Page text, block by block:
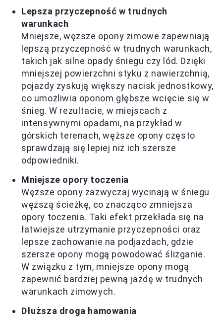
Lepsza przyczepność w trudnych
warunkach
Mniejsze, węższe opony zimowe zapewniają
lepszą przyczepność w trudnych warunkach,
takich jak silne opady śniegu czy lód. Dzięki
mniejszej powierzchni styku z nawierzchnią,
pojazdy zyskują większy nacisk jednostkowy,
co umożliwia oponom głębsze wcięcie się w
śnieg. W rezultacie, w miejscach z
intensywnymi opadami, na przykład w
górskich terenach, węższe opony często
sprawdzają się lepiej niż ich szersze
odpowiedniki.
Mniejsze opory toczenia
Węższe opony zazwyczaj wycinają w śniegu
węższą ścieżkę, co znacząco zmniejsza
opory toczenia. Taki efekt przekłada się na
łatwiejsze utrzymanie przyczepności oraz
lepsze zachowanie na podjazdach, gdzie
szersze opony mogą powodować ślizganie.
W związku z tym, mniejsze opony mogą
zapewnić bardziej pewną jazdę w trudnych
warunkach zimowych.
Dłuższa droga hamowania